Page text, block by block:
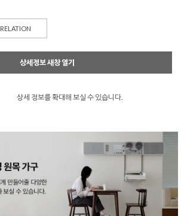
RELATION
상세정보 새창 열기
상세 정보를 확대해 보실 수 있습니다.